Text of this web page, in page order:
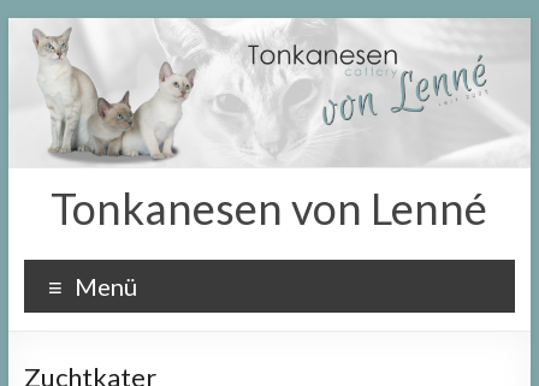
Tonkanesen von Lenné
Menü
Zuchtkater